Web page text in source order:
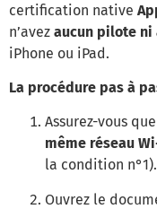
certification native
n’avez aucun pilote
iPhone ou iPad.
La procédure pas à
Assurez-vous
même réseau
la condition n°1).
Ouvrez le